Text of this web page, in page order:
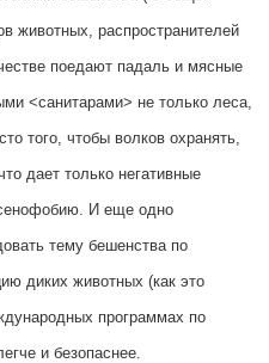
животных, распространителей
поедают падаль и мясные
<санитарами> не только леса,
того, чтобы волков охранять,
дает только негативные
И еще одно
тему бешенства по
диких животных (как это
программах по
и безопаснее.